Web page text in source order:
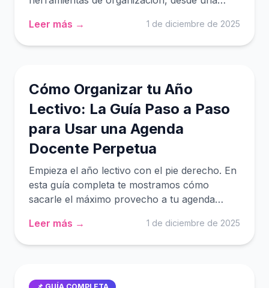
para maestras de primaria.
Leer más → 1 de diciembre de 2025
Cómo Organizar tu Año
Lectivo: La Guía Paso a Paso
para Usar una Agenda
Docente Perpetua
Empieza el año lectivo con el pie derecho. En
esta guía completa te mostramos cómo
sacarle el máximo provecho a tu agenda
control.
Leer más → 1 de diciembre de 2025